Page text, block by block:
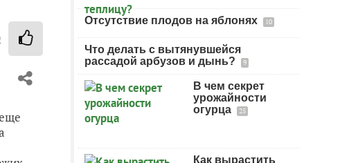
Отсутствие плодов на яблонях 10
Что делать с вытянувшейся
рассадой арбузов и дынь?
9
В чем секрет
урожайности
огурца
25
Как вырастить